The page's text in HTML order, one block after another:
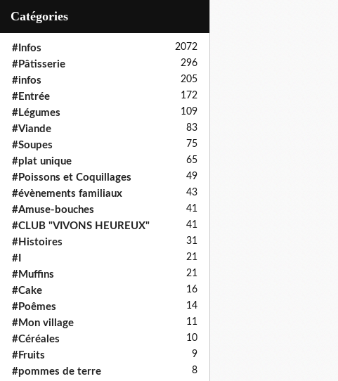
Catégories
#Infos 2072
#Pâtisserie 296
#infos 205
#Entrée 172
#Légumes 109
#Viande 83
#Soupes 75
#plat unique 65
#Poissons et Coquillages 49
#évènements familiaux 43
#Amuse-bouches 41
#CLUB "VIVONS HEUREUX" 41
#Histoires 31
#I 21
#Muffins 21
#Cake 16
#Poêmes 14
#Mon village 11
#Céréales 10
#Fruits 9
#pommes de terre 8